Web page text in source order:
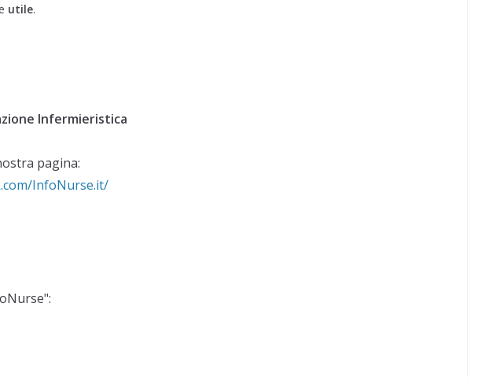
utile.
Infermieristica
pagina:
InfoNurse.it/